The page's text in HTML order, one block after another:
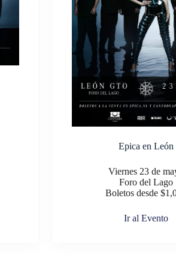
Epica en León
Viernes 23 de
Foro del Lago
Boletos desde
Ir al Evento